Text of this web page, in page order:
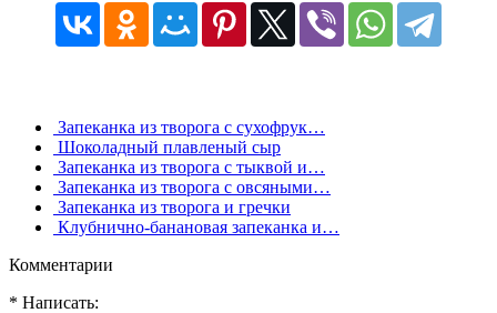
Запеканка из творога с сухофрук…
Шоколадный плавленый сыр
Запеканка из творога с тыквой и…
Запеканка из творога с овсяными…
Запеканка из творога и гречки
Клубнично-банановая запеканка и…
Комментарии
* Написать: